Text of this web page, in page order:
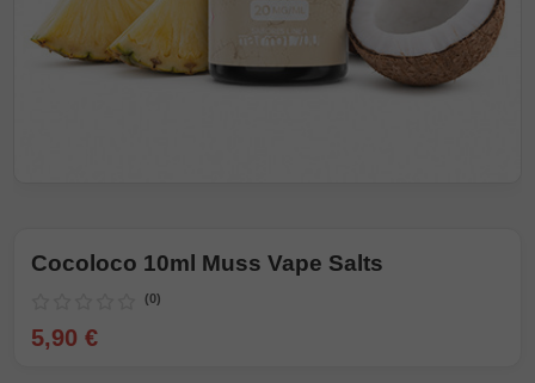
Cocoloco 10ml Muss Vape Salts
(0)
5,90 €